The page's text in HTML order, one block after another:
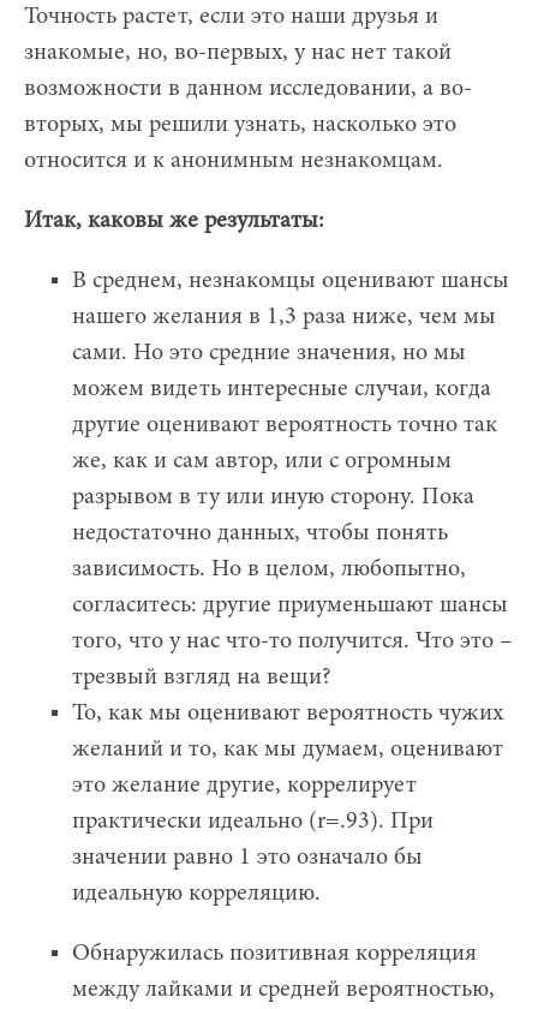
Точность растет, если это наши друзья и
знакомые, но, во-первых, у нас нет такой
возможности в данном исследовании, а во-
вторых, мы решили узнать, насколько это
относится и к анонимным незнакомцам.
Итак, каковы же результаты:
В среднем, незнакомцы оценивают шансы
нашего желания в 1,3 раза ниже, чем мы
сами. Но это средние значения, но мы
можем видеть интересные случаи, когда
другие оценивают вероятность точно так
же, как и сам автор, или с огромным
разрывом в ту или иную сторону. Пока
недостаточно данных, чтобы понять
зависимость. Но в целом, любопытно,
согласитесь: другие приуменьшают шансы
того, что у нас что-то получится. Что это –
трезвый взгляд на вещи?
То, как мы оценивают вероятность чужих
желаний и то, как мы думаем, оценивают
это желание другие, коррелирует
практически идеально (r=.93). При
значении равно 1 это означало бы
идеальную корреляцию.
Обнаружилась позитивная корреляция
между лайками и средней вероятностью,